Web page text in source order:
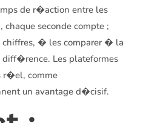
de r�action entre les
seconde compte ;
� les comparer � la
Les plateformes
r�el, comme
un avantage d�cisif.